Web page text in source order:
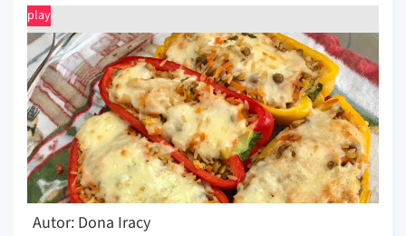
play
Autor: Dona Iracy